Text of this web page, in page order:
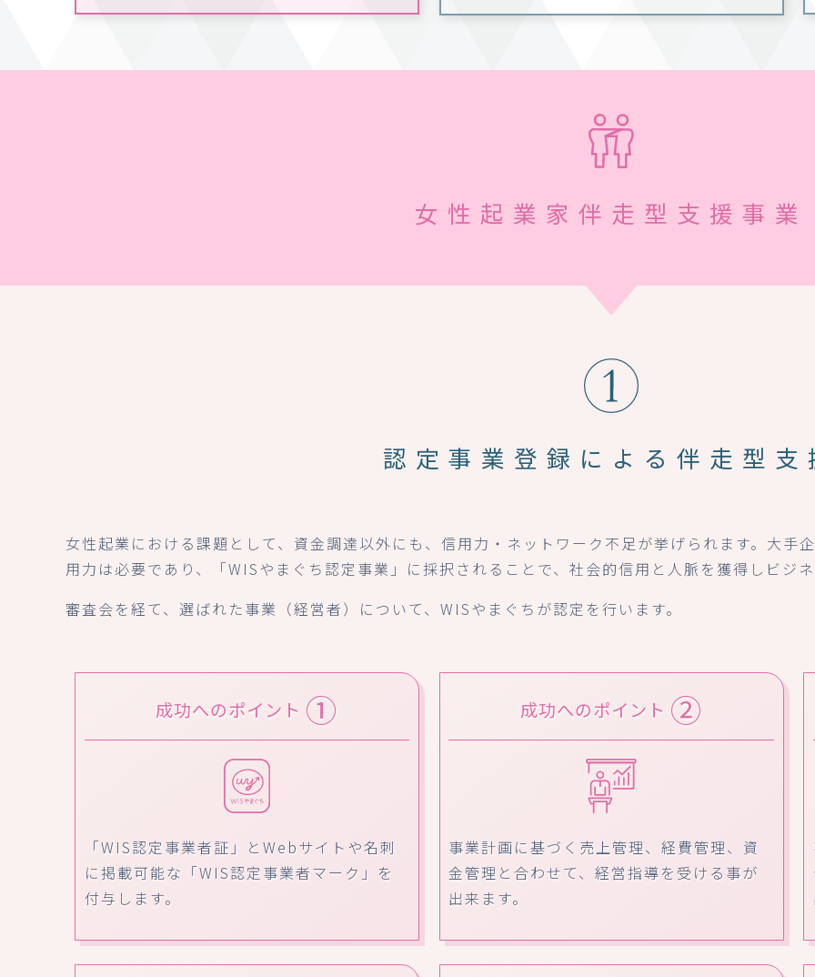
女性起業家伴走型支援事業
認定事業登録による 伴走型支
女性起業における課題として、資金調達以外にも、信用力・ネットワーク不足が挙げられます。大手
用力は必要であり、「WISやまぐち認定事業」に採択されることで、社会的信用と人脈を獲得しビジ
審査会を経て、選ばれた事業（経営者）について、WISやまぐちが認定を行います。
成功へのポイント ①
「WIS認定事業者証」とWebサイトや名刺
に掲載可能な「WIS認定事業者マーク」を
付与します。
成功へのポイント ②
事業計画に基づく売上管理、経費管理、資
金管理と合わせて、経営指導を受ける事が
出来ます。